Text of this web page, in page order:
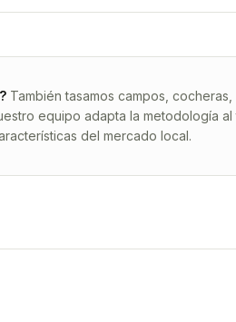
También tasamos campos,
equipo adapta la metodología
del mercado local.